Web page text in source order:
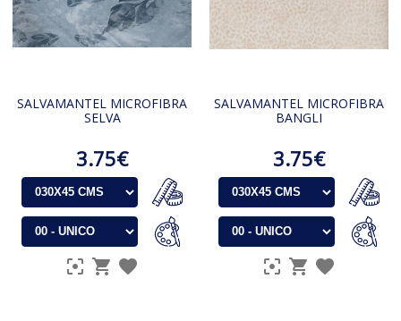
SALVAMANTEL MICROFIBRA
SELVA
3.75€
SALVAMANTEL MICROFIBRA
BANGLI
3.75€